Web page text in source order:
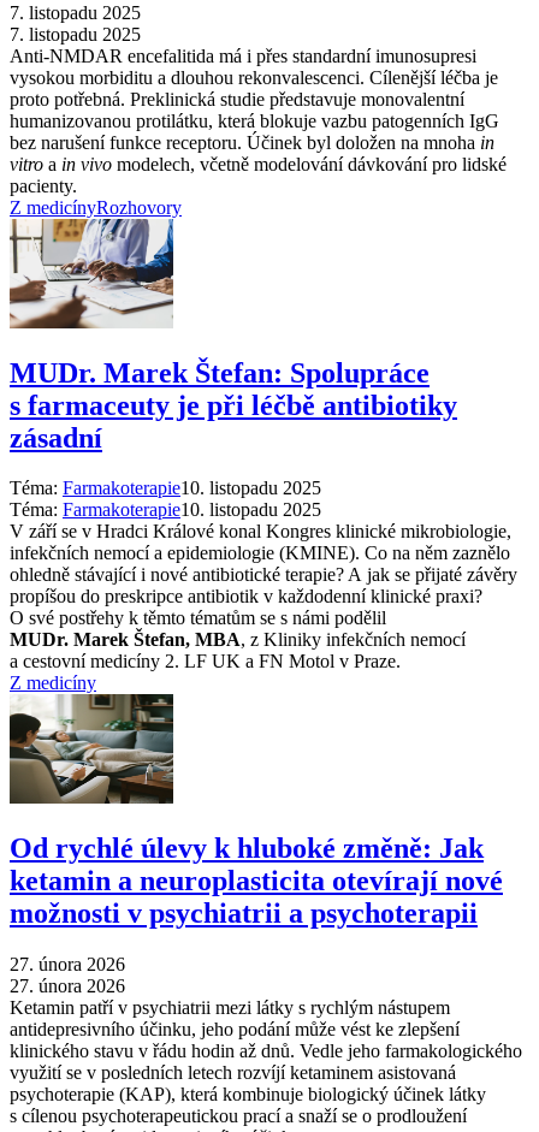
7. listopadu 2025
7. listopadu 2025
Anti-NMDAR encefalitida má i přes standardní imunosupresi
vysokou morbiditu a dlouhou rekonvalescenci. Cílenější léčba je
proto potřebná. Preklinická studie představuje monovalentní
humanizovanou protilátku, která blokuje vazbu patogenních IgG
bez narušení funkce receptoru. Účinek byl doložen na mnoha in
vitro a in vivo modelech, včetně modelování dávkování pro lidské
pacienty.
Z medicínyRozhovory
MUDr. Marek Štefan: Spolupráce
s farmaceuty je při léčbě antibiotiky
zásadní
Téma: Farmakoterapie10. listopadu 2025
Téma: Farmakoterapie10. listopadu 2025
V září se v Hradci Králové konal Kongres klinické mikrobiologie,
infekčních nemocí a epidemiologie (KMINE). Co na něm zaznělo
ohledně stávající i nové antibiotické terapie? A jak se přijaté závěry
propíšou do preskripce antibiotik v každodenní klinické praxi?
O své postřehy k těmto tématům se s námi podělil
MUDr. Marek Štefan, MBA, z Kliniky infekčních nemocí
a cestovní medicíny 2. LF UK a FN Motol v Praze.
Z medicíny
Od rychlé úlevy k hluboké změně: Jak
ketamin a neuroplasticita otevírají nové
možnosti v psychiatrii a psychoterapii
27. února 2026
27. února 2026
Ketamin patří v psychiatrii mezi látky s rychlým nástupem
antidepresivního účinku, jeho podání může vést ke zlepšení
klinického stavu v řádu hodin až dnů. Vedle jeho farmakologického
využití se v posledních letech rozvíjí ketaminem asistovaná
psychoterapie (KAP), která kombinuje biologický účinek látky
s cílenou psychoterapeutickou prací a snaží se o prodloužení